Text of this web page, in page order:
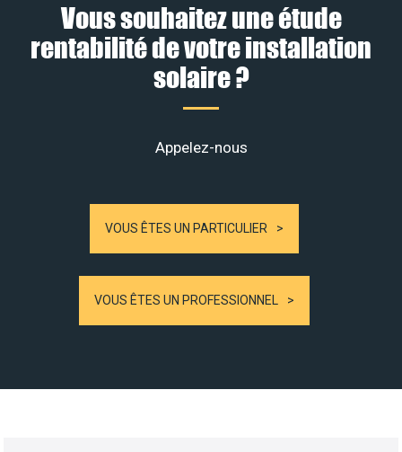
Vous souhaitez une étude
rentabilité de votre installation
solaire ?
Appelez-nous
VOUS ÊTES UN PARTICULIER
VOUS ÊTES UN PROFESSIONNEL